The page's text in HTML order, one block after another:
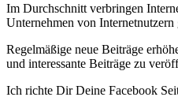
Im Durchschnitt verbringen
Unternehmen von
Regelmäßige neue Beiträge
und interessante Beiträge zu
Ich richte Dir Deine Facebook